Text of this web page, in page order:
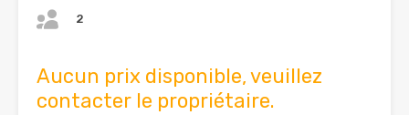
2
Aucun prix disponible, veuillez
contacter le propriétaire.